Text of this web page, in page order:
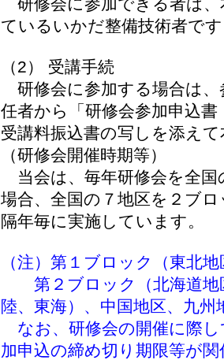
ているいかだ整備技術者で
（2） 受講手続
研修会に参加する場合は、
任者から「研修会参加申込
受講料振込書の写しを添え
（研修会開催時期等）
当会は、毎年研修会を全
場合、全国の７地区を２ブ
隔年毎に実施しています。
（注）第１ブロック（東北
第２ブロック（北海道地
陸、東海）、中国地区、九州
なお、研修会の開催に際し
加申込の締め切り期限等が